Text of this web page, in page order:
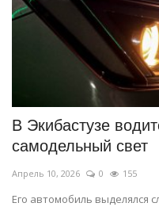
МИР
СПЕЦПРОЕКТЫ
Чек-лист
РАЗВЛЕЧЕНИЯ
В Экибастузе
самодельный свет
Апрель 10, 2026 0 155
Его автомобиль выделялся